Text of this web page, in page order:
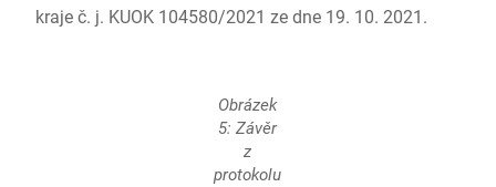
kraje č. j. KUOK 104580/2021 ze dne 19. 10. 2021.
Obrázek
5: Závěr
z
protokolu